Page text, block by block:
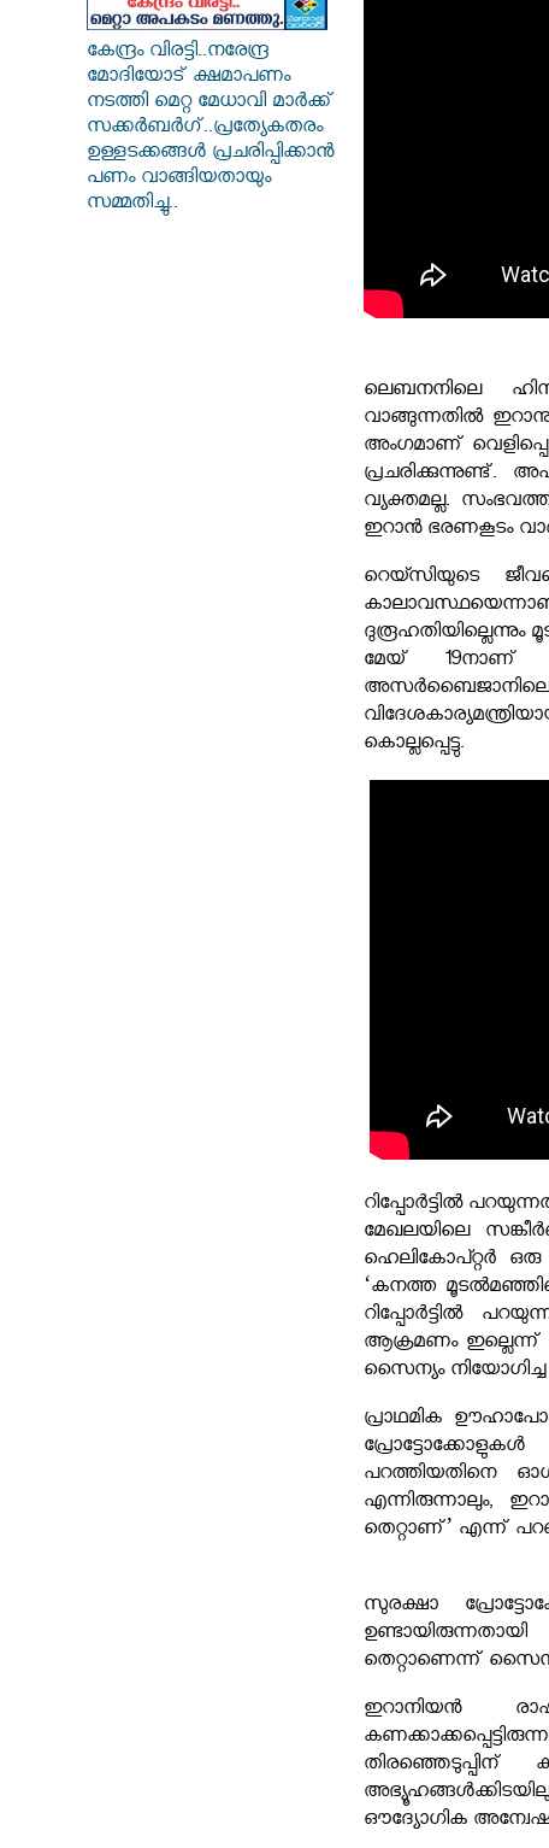
കേന്ദ്രം വിരട്ടി..നരേന്ദ്ര
മോദിയോട് ക്ഷമാപണം
നടത്തി മെറ്റ മേധാവി മാർക്ക്
സക്കർബർ​ഗ്..പ്രത്യേകതരം
ഉള്ളടക്കങ്ങൾ പ്രചരിപ്പിക്കാൻ
പണം വാങ്ങിയതായും
സമ്മതിച്ചു..
ലെബനനിലെ
വാങ്ങുന്നതിൽ
അംഗമാണ്
പ്രചരിക്കുന്നുണ്ട്.
വ്യക്തമല്ല.
ഇറാൻ ഭരണകൂടം
റെയ്സിയുടെ
ദുരൂഹതിയില്ലെന്നും
മേയ് 19നാണ്
കൊല്ലപ്പെട്ടു.
റിപ്പോര്‍ട്ടില്‍
മേഖലയിലെ
ഹെലികോപ്റ്റര്‍ ഒരു
‘കനത്ത
റിപ്പോര്‍ട്ടില്‍
ആക്രമണം ഇല്ലെന്ന്
സൈന്യം നിയോഗിച്ച
പ്രാഥമിക
പറത്തിയതിനെ
എന്നിരുന്നാലും,
തെറ്റാണ്’ എന്ന്
സുരക്ഷാ
തെറ്റാണെന്ന്
ഇറാനിയന്‍
തിരഞ്ഞെടുപ്പിന്
ഔദ്യോഗിക